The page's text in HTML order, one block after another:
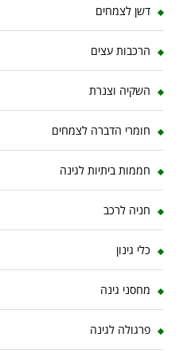
דשן לצמחים
הרכבות עצים
השקיה וצנרת
חומרי הדברה לצמחים
חממות ביתיות לגינה
חניה לרכב
כלי גינון
מחסני גינה
פרגולה לגינה